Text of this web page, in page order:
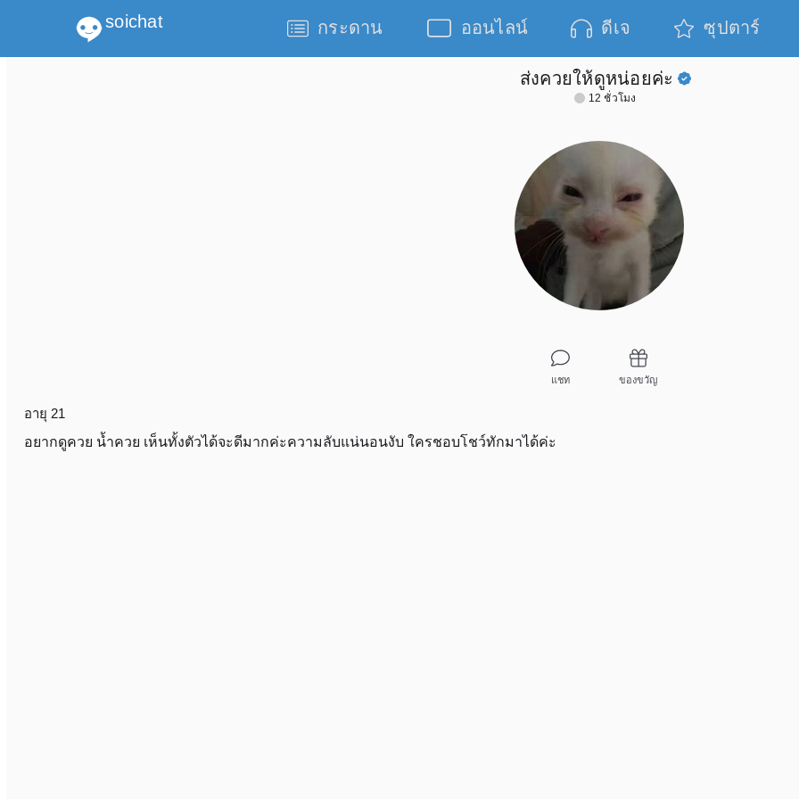
soichat กระดาน ออนไลน์ ดีเจ ซุปตาร์
ส่งควยให้ดูหน่อยค่ะ
12 ชั่วโมง
แชท ของขวัญ
อายุ 21
อยากดูควย น้ำควย เห็นทั้งตัวได้จะดีมากค่ะความลับแน่นอนงับ ใครชอบโชว์ทักมาได้ค่ะ